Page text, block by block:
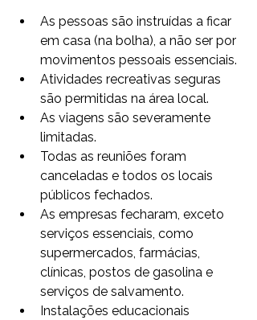
As pessoas são instruídas a ficar
em casa (na bolha), a não ser por
movimentos pessoais essenciais.
Atividades recreativas seguras
são permitidas na área local.
As viagens são severamente
limitadas.
Todas as reuniões foram
canceladas e todos os locais
públicos fechados.
As empresas fecharam, exceto
serviços essenciais, como
supermercados, farmácias,
clínicas, postos de gasolina e
serviços de salvamento.
Instalações educacionais